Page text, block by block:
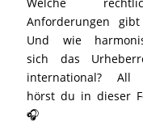
Anforderungen gibt
Und wie
sich das
international? All
hörst du in dieser
🎧